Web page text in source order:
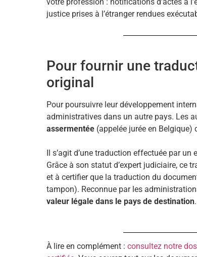
justice prises à l’étranger rendues
Pour fournir une
original
Pour poursuivre leur développement
administratives dans un autre pays. Les
assermentée (appelée jurée en Belgique)
Il s’agit d’une traduction effectuée par
Grâce à son statut d’expert judiciaire, ce
et à certifier que la traduction du
tampon). Reconnue par les
valeur légale dans le pays de destination.
À lire en complément : consultez notre